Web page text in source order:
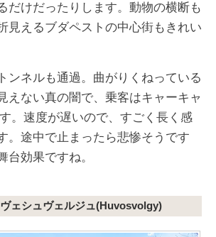
だけだったりします。動物の横断も
見えるブダペストの中心街もきれい
ンネルも通過。曲がりくねっている
えない真の闇で、乗客はキャーキャ
。速度が遅いので、すごく長く感
。途中で止まったら悲惨そうです
台効果ですね。
ェシュヴェルジュ(Huvosvolgy)